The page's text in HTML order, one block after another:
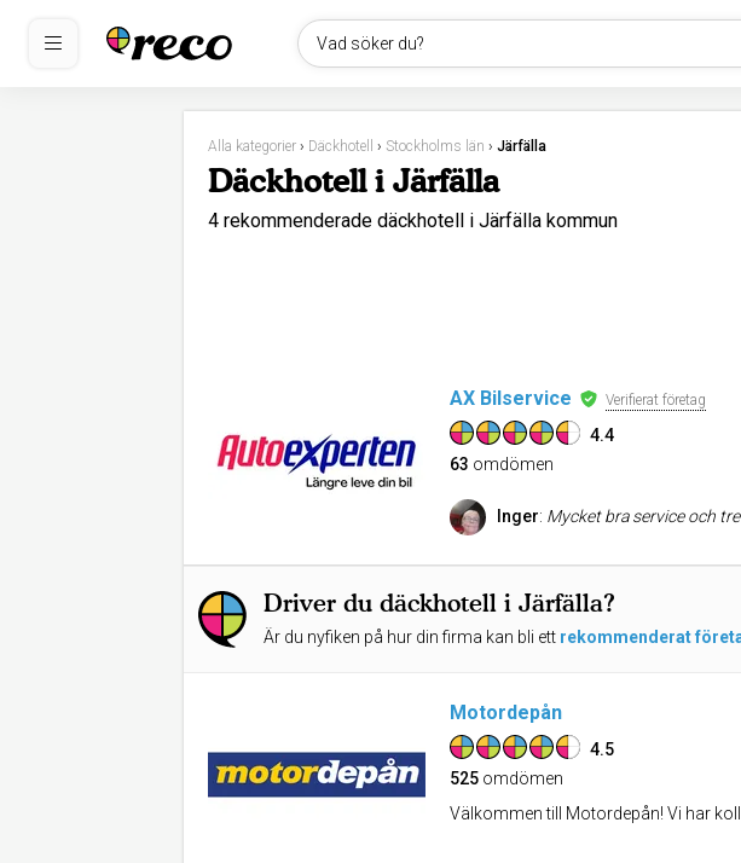
Vad söker du?
Alla kategorier › Däckhotell › Stockholms län › Järfälla
Däckhotell i Järfälla
4 rekommenderade däckhotell i Järfälla kommun
AX Bilservice Verifierat företag
4.4
63 omdömen
Inger: Mycket bra service och
Driver du däckhotell i Järfälla?
Är du nyfiken på hur din firma kan bli ett rekommenderat
Motordepån
4.5
525 omdömen
Välkommen till Motordepån! Vi har